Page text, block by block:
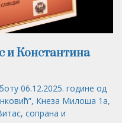
и Константина
06.12.2025. године од
Кнеза Милоша 1а,
сопрана и